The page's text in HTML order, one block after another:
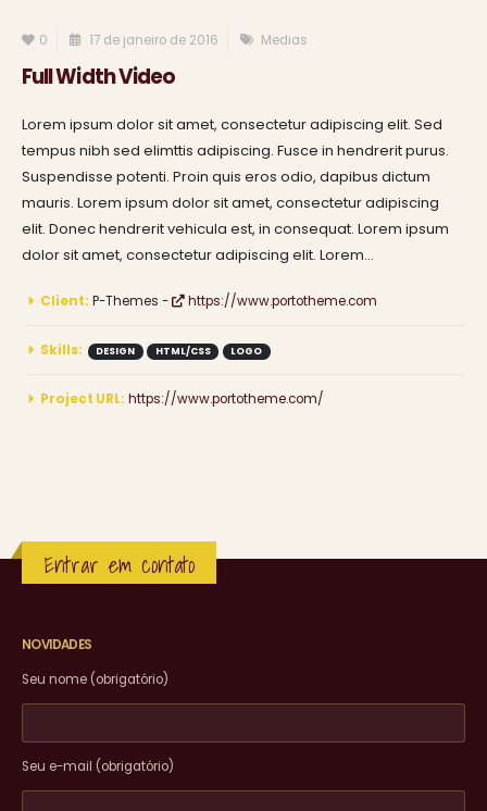
0 17 de janeiro de 2016 Medias
Full Width Video
Lorem ipsum dolor sit amet, consectetur adipiscing elit. Sed
tempus nibh sed elimttis adipiscing. Fusce in hendrerit purus.
Suspendisse potenti. Proin quis eros odio, dapibus dictum
mauris. Lorem ipsum dolor sit amet, consectetur adipiscing
elit. Donec hendrerit vehicula est, in consequat. Lorem ipsum
dolor sit amet, consectetur adipiscing elit. Lorem...
Client: P-Themes - https://www.portotheme.com
Skills: DESIGN HTML/CSS LOGO
Project URL: https://www.portotheme.com/
Entrar em contato
NOVIDADES
Seu nome (obrigatório)
Seu e-mail (obrigatório)